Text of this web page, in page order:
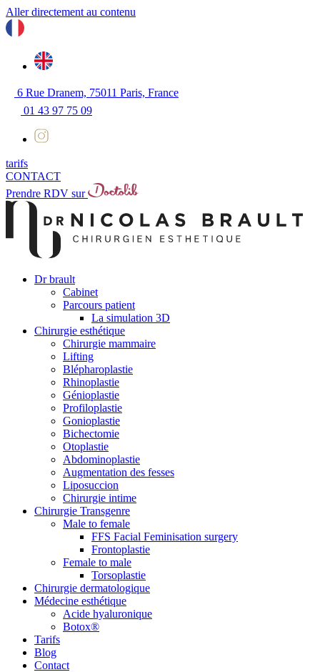
Aller directement au contenu
6 Rue Dranem, 75011 Paris, France
01 43 97 75 09
tarifs
CONTACT
Prendre RDV sur
Dr brault
Cabinet
Parcours patient
La simulation 3D
Chirurgie esthétique
Chirurgie mammaire
Lifting
Blépharoplastie
Rhinoplastie
Génioplastie
Profiloplastie
Gonioplastie
Bichectomie
Otoplastie
Abdominoplastie
Augmentation des fesses
Liposuccion
Chirurgie intime
Chirurgie Transgenre
Male to female
FFS Facial Feminisation surgery
Frontoplastie
Female to male
Torsoplastie
Chirurgie dermatologique
Médecine esthétique
Acide hyaluronique
Botox®
Tarifs
Blog
Contact